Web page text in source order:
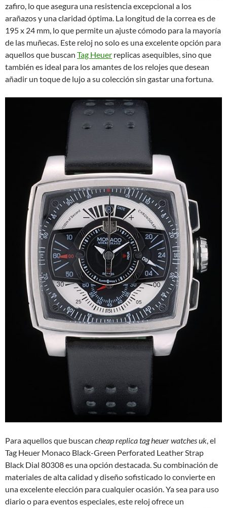
zafiro, lo que asegura una resistencia excepcional a los
arañazos y una claridad óptima. La longitud de la correa es de
195 x 24 mm, lo que permite un ajuste cómodo para la mayoría
de las muñecas. Este reloj no solo es una excelente opción para
aquellos que buscan Tag Heuer replicas asequibles, sino que
también es ideal para los amantes de los relojes que desean
añadir un toque de lujo a su colección sin gastar una fortuna.
Para aquellos que buscan cheap replica tag heuer watches uk, el
Tag Heuer Monaco Black-Green Perforated Leather Strap
Black Dial 80308 es una opción destacada. Su combinación de
materiales de alta calidad y diseño sofisticado lo convierte en
una excelente elección para cualquier ocasión. Ya sea para uso
diario o para eventos especiales, este reloj ofrece un